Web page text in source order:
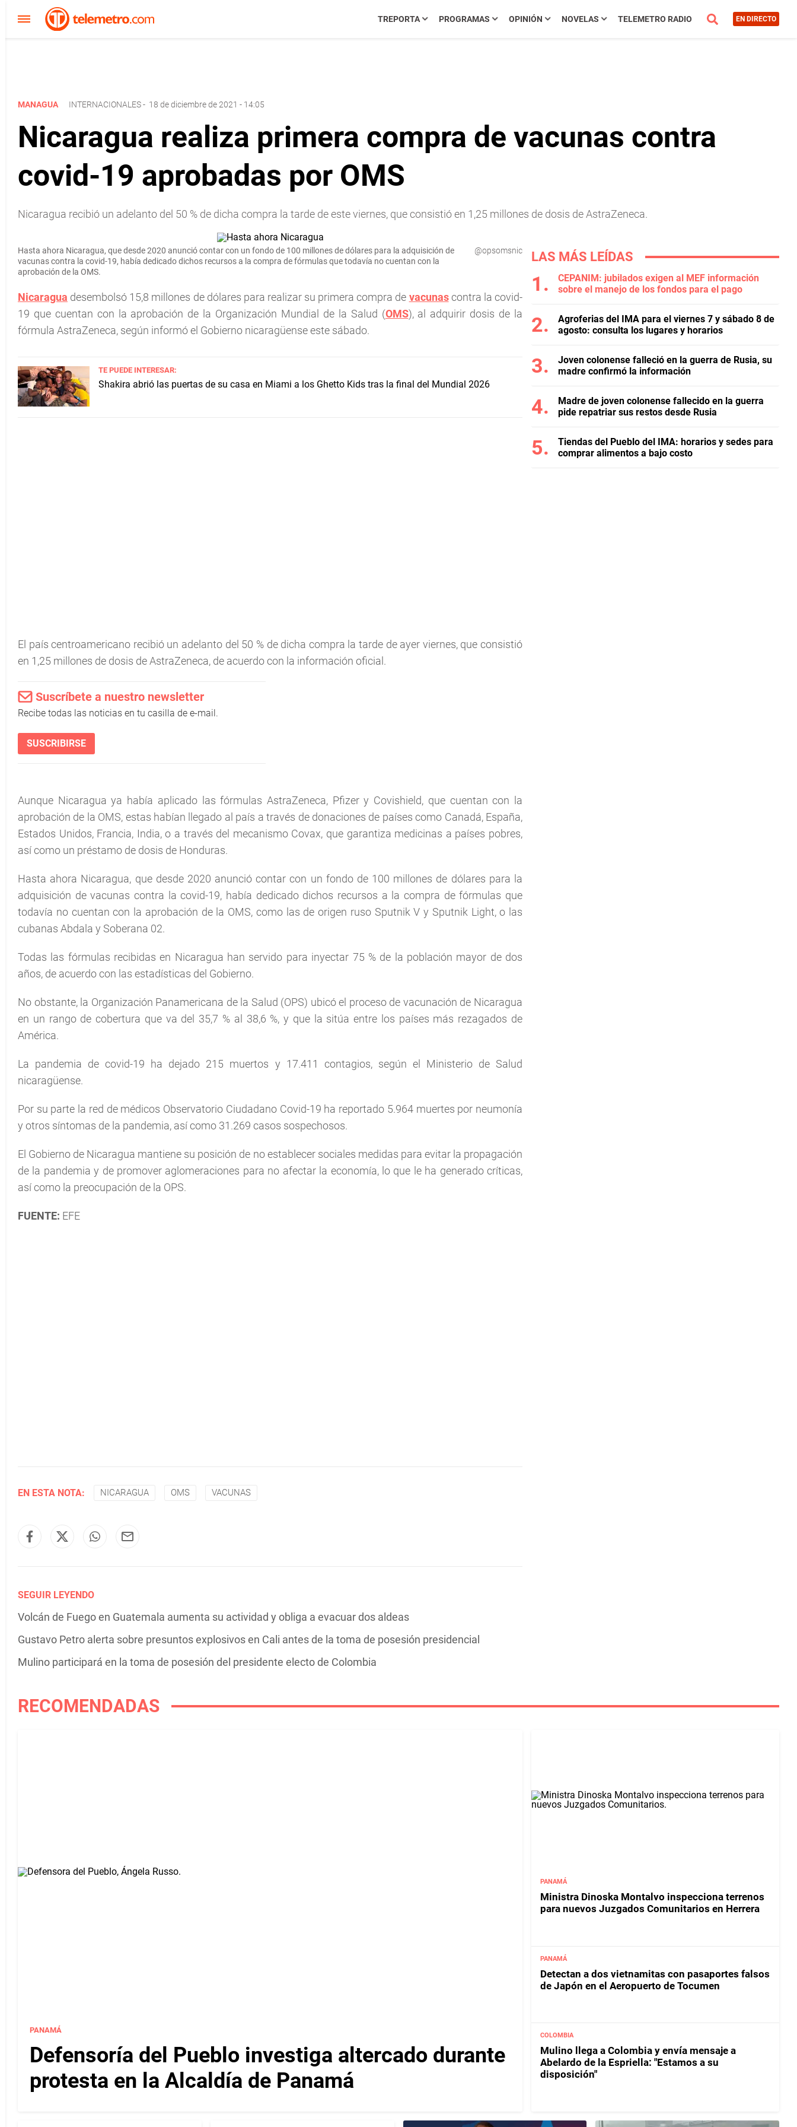
TREPORTA PROGRAMAS OPINIÓN NOVELAS TELEMETRO RADIO EN DIRECTO
MANAGUA INTERNACIONALES- 18 de diciembre de 2021 - 14:05
Nicaragua realiza primera compra de vacunas contra
covid-19 aprobadas por OMS
Nicaragua recibió un adelanto del 50 % de dicha compra la tarde de este viernes, que consistió en 1,25 millones de dosis de AstraZeneca.
Hasta ahora Nicaragua, que desde 2020 anunció contar con un fondo de 100 millones de dólares para la adquisición de
vacunas contra la covid-19, había dedicado dichos recursos a la compra de fórmulas que todavía no cuentan con la
aprobación de la OMS.
@opsomsnic
Nicaragua desembolsó 15,8 millones de dólares para realizar su primera compra de vacunascontra la covid-
19 que cuentan con la aprobación de la Organización Mundial de la Salud (OMS), al adquirir dosis de la
fórmula AstraZeneca, según informó el Gobierno nicaragüense este sábado.
TE PUEDE INTERESAR:
Shakira abrió las puertas de su casa en Miami a los Ghetto Kids tras la final del Mundial 2026
El país centroamericano recibió un adelanto del 50 % de dicha compra la tarde de ayer viernes, que consistió
en 1,25 millones de dosis de AstraZeneca, de acuerdo con la información oficial.
Suscríbete a nuestro newsletter
Recibe todas las noticias en tu casilla de e-mail.
SUSCRIBIRSE
Aunque Nicaragua ya había aplicado las fórmulas AstraZeneca, Pfizer y Covishield, que cuentan con la
aprobación de la OMS, estas habían llegado al país a través de donaciones de países como Canadá, España,
Estados Unidos, Francia, India, o a través del mecanismo Covax, que garantiza medicinas a países pobres,
así como un préstamo de dosis de Honduras.
Hasta ahora Nicaragua, que desde 2020 anunció contar con un fondo de 100 millones de dólares para la
adquisición de vacunas contra la covid-19, había dedicado dichos recursos a la compra de fórmulas que
todavía no cuentan con la aprobación de la OMS, como las de origen ruso Sputnik V y Sputnik Light, o las
cubanas Abdala y Soberana 02.
Todas las fórmulas recibidas en Nicaragua han servido para inyectar 75 % de la población mayor de dos
años, de acuerdo con las estadísticas del Gobierno.
No obstante, la Organización Panamericana de la Salud (OPS) ubicó el proceso de vacunación de Nicaragua
en un rango de cobertura que va del 35,7 % al 38,6 %, y que la sitúa entre los países más rezagados de
América.
La pandemia de covid-19 ha dejado 215 muertos y 17.411 contagios, según el Ministerio de Salud
nicaragüense.
Por su parte la red de médicos Observatorio Ciudadano Covid-19 ha reportado 5.964 muertes por neumonía
y otros síntomas de la pandemia, así como 31.269 casos sospechosos.
El Gobierno de Nicaragua mantiene su posición de no establecer sociales medidas para evitar la propagación
de la pandemia y de promover aglomeraciones para no afectar la economía, lo que le ha generado críticas,
así como la preocupación de la OPS.
FUENTE: EFE
EN ESTA NOTA: NICARAGUA OMS VACUNAS
SEGUIR LEYENDO
Volcán de Fuego en Guatemala aumenta su actividad y obliga a evacuar dos aldeas
Gustavo Petro alerta sobre presuntos explosivos en Cali antes de la toma de posesión presidencial
Mulino participará en la toma de posesión del presidente electo de Colombia
LAS MÁS LEÍDAS
CEPANIM: jubilados exigen al MEF información
sobre el manejo de los fondos para el pago
Agroferias del IMA para el viernes 7 y sábado 8 de
agosto: consulta los lugares y horarios
Joven colonense falleció en la guerra de Rusia, su
madre confirmó la información
Madre de joven colonense fallecido en la guerra
pide repatriar sus restos desde Rusia
Tiendas del Pueblo del IMA: horarios y sedes para
comprar alimentos a bajo costo
RECOMENDADAS
PANAMÁ
Defensoría del Pueblo investiga altercado durante
protesta en la Alcaldía de Panamá
PANAMÁ
Ministra Dinoska Montalvo inspecciona terrenos
para nuevos Juzgados Comunitarios en Herrera
PANAMÁ
Detectan a dos vietnamitas con pasaportes falsos
de Japón en el Aeropuerto de Tocumen
COLOMBIA
Mulino llega a Colombia y envía mensaje a
Abelardo de la Espriella: "Estamos a su
disposición"